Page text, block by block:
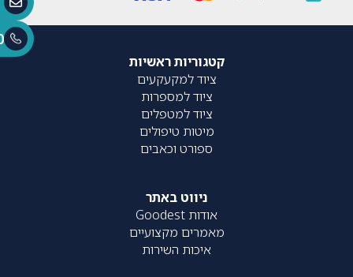
קטגוריות ראשיות
ציוד למקעקעים
ציוד למספרות
ציוד למטפלים
מיטות טיפולים
ספורט וכאבים
ניווט באתר
אודות Goodest
מאמרים מקצועיים
איכות השירות